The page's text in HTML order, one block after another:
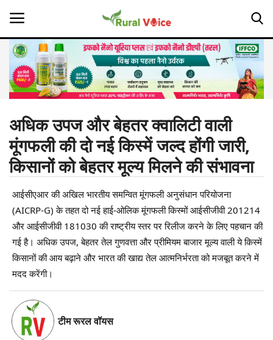
Home
Contact
About Us
Leadership Profiles
Politics
Magazine
States
Events
अधिक उपज और बेहतर क्वालिटी वाली
मूंगफली की दो नई किस्में जल्द होंगी जारी,
किसानों को बेहतर मूल्य मिलने की संभावना
आईसीएआर की अखिल भारतीय समन्वित मूंगफली अनुसंधान परियोजना
(AICRP-G) के तहत दो नई हाई-ओलिक मूंगफली किस्मों आईसीजीवी 201214
और आईसीजीवी 181030 की राष्ट्रीय स्तर पर रिलीज करने के लिए पहचान की
गई है। अधिक उपज, बेहतर तेल गुणवत्ता और प्रीमियम बाजार मूल्य वाली ये किस्में
किसानों की आय बढ़ाने और भारत की खाद्य तेल आत्मनिर्भरता को मजबूत करने में
मदद करेंगी।
टीम रूरल वॉयस